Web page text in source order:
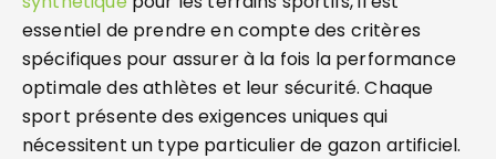
essentiel de prendre en compte des critères
spécifiques pour assurer à la fois la performance
optimale des athlètes et leur sécurité. Chaque
sport présente des exigences uniques qui
nécessitent un type particulier de gazon artificiel.